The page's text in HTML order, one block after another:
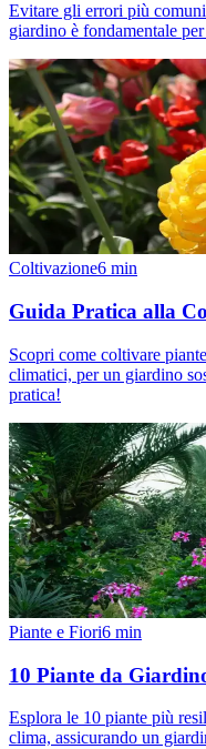
Evitare gli errori più
giardino è fondamentale
Coltivazione6 min
Guida Pratica alla
Scopri come coltivare
climatici, per un giardino
pratica!
Piante e Fiori6 min
10 Piante da
Esplora le 10 piante più
clima, assicurando un